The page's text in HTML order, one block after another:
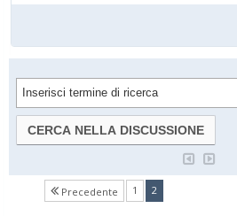
Precedente 1 2(current)